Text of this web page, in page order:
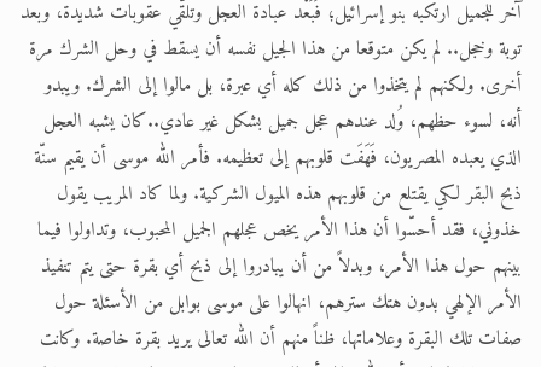
آخر للجميل ارتكبه بنو إسرائيل؛ فَبَعْد عبادة العجل وتلقَّي عقوبات شديدة، وبعد
توبة وخجل.. لم يكن متوقعا من هذا الجيل نفسه أن يسقط في وحل الشرك مرة
أخرى. ولكنهم لم يتخذوا من ذلك كله أي عبرة، بل مالوا إلى الشرك. ويبدو
أنه، لسوء حظهم، وُلد عندهم عجل جميل بشكل غير عادي..كان يشبه العجل
الذي يعبده المصريون، فَهَفَت قلوبهم إلى تعظيمه. فأمر الله موسى أن يقيم سنّة
ذبح البقر لكي يقتلع من قلوبهم هذه الميول الشركية. ولما كاد المريب يقول
خذوني، فقد أحسّوا أن هذا الأمر يخص عجلهم الجميل المحبوب، وتداولوا فيما
بينهم حول هذا الأمر، وبدلاً من أن يبادروا إلى ذبح أي بقرة حتى يتم تنفيذ
الأمر الإلهي بدون هتك سترهم، انهالوا على موسى بوابل من الأسئلة حول
صفات تلك البقرة وعلاماتها، ظناً منهم أن الله تعالى يريد بقرة خاصة. وكانت